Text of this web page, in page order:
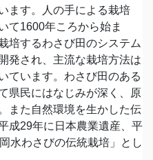
ます。人の手による栽培
て1600年ころから始ま
培するわさび田のシステム
発され、主流な栽培方法は
ています。わさび田のある
県民にはなじみが深く、原
また自然環境を生かした伝
成29年に日本農業遺産、平
水わさびの伝統栽培」とし